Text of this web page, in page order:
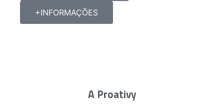
+INFORMAÇÕES
A Proativy